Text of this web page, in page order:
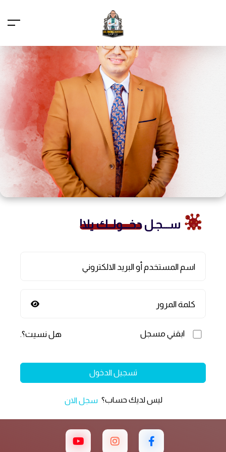
ســـجـلدخـــولــك يلا!
اسم المستخدم أو البريد الالكتروني
كلمة المرور
ابقني مسجل هل نسيت؟.
تسجيل الدخول
ليس لديك حساب؟ سجل الان